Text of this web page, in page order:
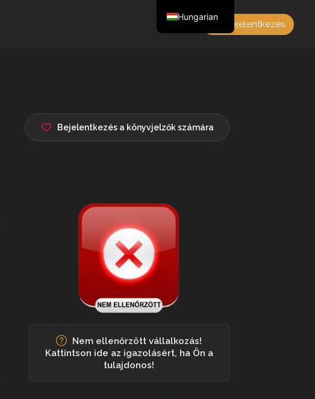
Bejelentkezés
Bejelentkezés a könyvjelzők számára
Nem ellenőrzött vállalkozás!
Kattintson ide az igazolásért, ha Ön a
tulajdonos!
Hungarian
English
French